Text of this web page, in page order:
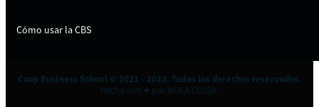
Cómo usar la CBS
Coop Business School © 2021 - 2023. Todos los derechos reservados.
Hecho con ♥ por NCBA CLUSA.